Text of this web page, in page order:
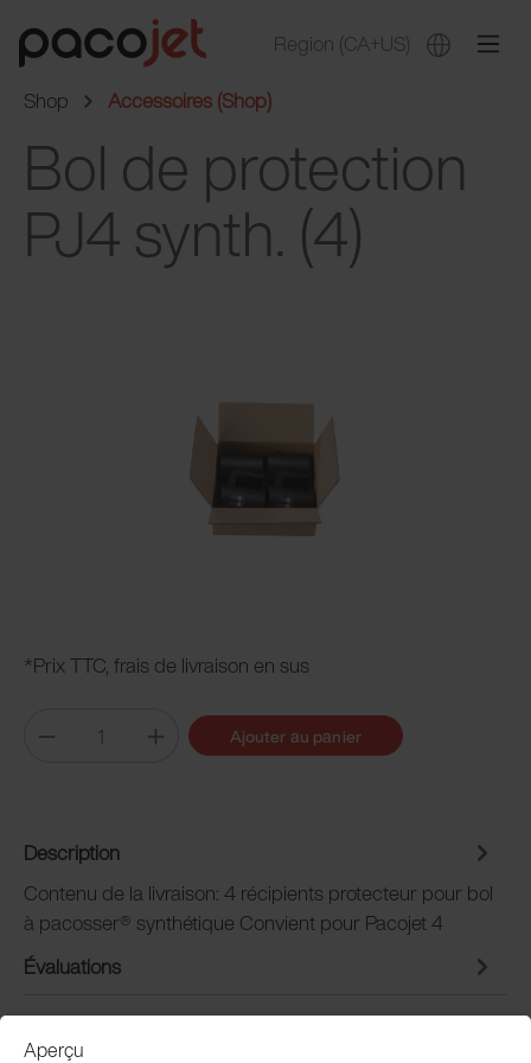
Region (CA+US)
Shop
Accessoires (Shop)
Bol de protection
PJ4 synth. (4)
*Prix TTC, frais de livraison en sus
Ajouter au panier
Description
Contenu de la livraison: 4 récipients protecteur pour bol
à pacosser® synthétique Convient pour Pacojet 4
Évaluations
Aperçu